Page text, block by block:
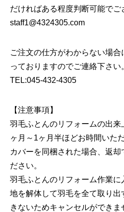
だければある程度判断可能でご
staff1@4324305.com
ご注文の仕方がわからない場
っておりますのでご連絡下さい
TEL:045-432-4305
【注意事項】
羽毛ふとんのリフォームの出
ヶ月～1ヶ月半ほどお時間いた
カバーを同梱された場合、返却
ださい。
羽毛ふとんのリフォーム作業
地を解体して羽毛を全て取り
きないためキャンセルができま